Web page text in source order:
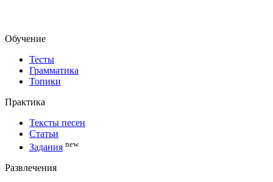
Обучение
Тесты
Грамматика
Топики
Практика
Тексты песен
Статьи
Задания new
Развлечения